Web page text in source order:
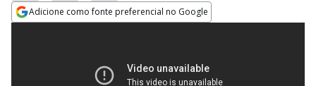
Adicione como fonte preferencial no Google